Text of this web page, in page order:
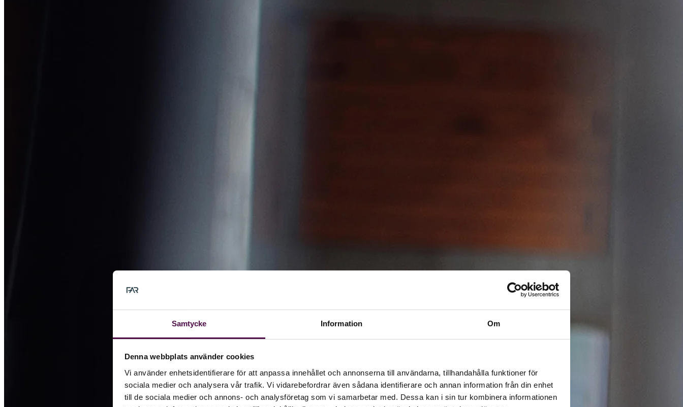
Samtycke Information Om
Denna webbplats använder cookies
Vi använder enhetsidentifierare för att anpassa innehållet och annonserna till användarna, tillhandahålla funktioner för
sociala medier och analysera vår trafik. Vi vidarebefordrar även sådana identifierare och annan information från din enhet
till de sociala medier och annons- och analysföretag som vi samarbetar med. Dessa kan i sin tur kombinera informationen